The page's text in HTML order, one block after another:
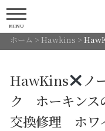
MENU
ホーム > Hawkins >
HawKins
ノ
ク ホーキンス
交換修理 ホワ